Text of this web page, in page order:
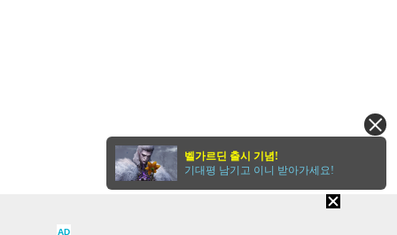
AD
벨가르딘 출시 기념!
기대평 남기고 이니 받아가세요!